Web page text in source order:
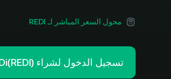
محول السعر المباشر لـ REDI
تسجيل الدخول لشراء REDi(REDI)